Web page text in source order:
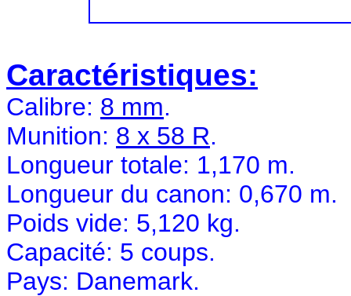
Caractéristiques:
Calibre: 8 mm.
Munition: 8 x 58 R.
Longueur totale: 1,170 m.
Longueur du canon: 0,670 m.
Poids vide: 5,120 kg.
Capacité: 5 coups.
Pays: Danemark.